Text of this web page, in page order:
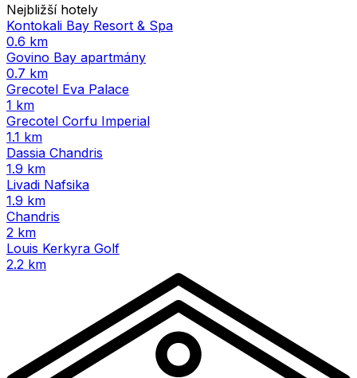
Nejbližší hotely
Kontokali Bay Resort & Spa
0.6 km
Govino Bay apartmány
0.7 km
Grecotel Eva Palace
1 km
Grecotel Corfu Imperial
1.1 km
Dassia Chandris
1.9 km
Livadi Nafsika
1.9 km
Chandris
2 km
Louis Kerkyra Golf
2.2 km